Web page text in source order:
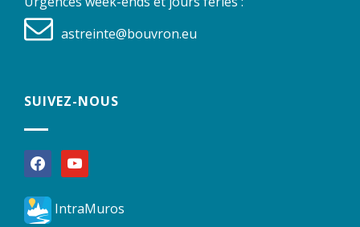
astreinte@bouvron.eu
SUIVEZ-NOUS
facebookyoutube
IntraMuros